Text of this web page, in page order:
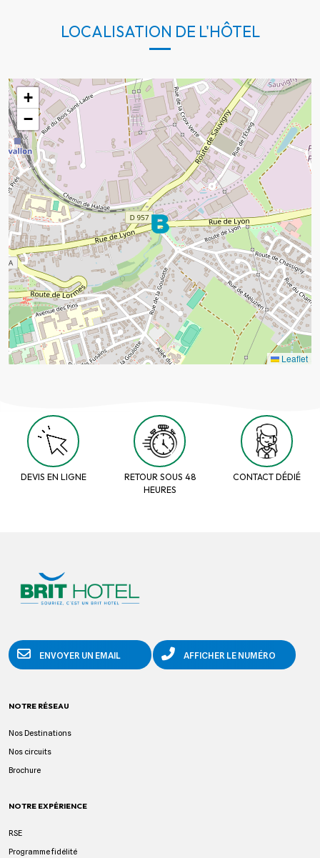
LOCALISATION DE L'HÔTEL
+
−
Leaflet
DEVIS EN LIGNE
RETOUR SOUS 48
HEURES
CONTACT DÉDIÉ
ENVOYER UN EMAIL AFFICHER LE NUMÉRO
NOTRE RÉSEAU
Nos Destinations
Nos circuits
Brochure
NOTRE EXPÉRIENCE
RSE
Programme fidélité